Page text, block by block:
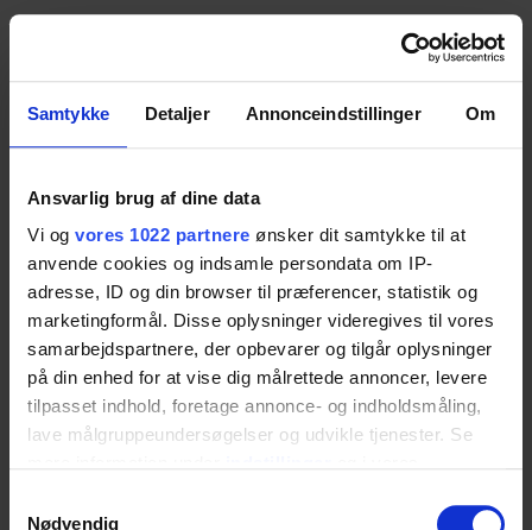
Samtykke Detaljer Annonceindstillinger Om
Ansvarlig brug af dine data
Vi og vores 1022 partnere ønsker dit samtykke til at
anvende cookies og indsamle persondata om IP-
adresse, ID og din browser til præferencer, statistik og
marketingformål. Disse oplysninger videregives til vores
samarbejdspartnere, der opbevarer og tilgår oplysninger
på din enhed for at vise dig målrettede annoncer, levere
tilpasset indhold, foretage annonce- og indholdsmåling,
lave målgruppeundersøgelser og udvikle tjenester. Se
tilbage eller ændre indstillinger fra vores
Nødvendig
Opklappeligt Brusesæde
Mål: B: 35 cm D: 40 cm
Kan fås med eller uden armlæn / sidestøtter
Vælg variant
Vare nr.: